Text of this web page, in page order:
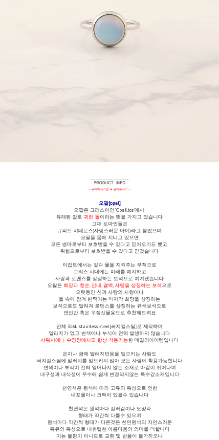
오팔[opal]
오팔은 그리스어인 ‘Opallios’에서
유래된 말로 귀한 돌이라는 뜻을 가지고 있습니다
고대 로마인들은
큐피드 비데로스(사랑스러운 아이)라고 불렀으며
오팔을 몸에 지니고 있으면
모든 병마로부터 보호받을 수 있다고 믿어오기도 했고,
위험으로부터 보호받을 수 있다고 믿었습니다
이집트에서는 빛과 물을 지켜주는 부적으로
그리스 시대에는 미래를 예지하고
사랑과 로맨스를 상징하는 보석으로 여겨졌습니다
오팔은 희망과 청순, 인내, 결백, 사랑을 상징하는 보석으로
오랫동안 신과 사람의 사랑이나
돌 속에 잠겨 반짝이는 마지막 희망을 상징하는
보석으로도 알려져 로맨스를 상징하는 유색보석으로
연인간 혹은 우정선물용으로 추천해드려요
전체 316L stainless steel[써지컬스틸]로 제작하여
알러지가 없고 변색이나 부식이 전혀 발생하지 않습니다
샤워시에나 수영장에서도 항상 착용가능한 데일리아이템입니다
은이나 금에 알러지반응을 일으키는 사람도
써지컬스틸에 알러지를 일으키지 않아 모든 사람이 착용가능합니다
변색이나 부식이 전혀 일어나지 않는 소재로 마감이 뛰어나며
내구성과 내식성이 우수해 쉽게 변경되지않는 특수강소재입니다
천연석은 원석에 따라 고유의 특성으로 인한
내포물이나 크랙이 있을수 있습니다
천연석은 원석마다 컬러감이나 모양과
형태가 약간씩 다를수 있으며
원석마다 약간씩 형태가 다른것은 천연원석의 자연스러운
특유의 특성으로 내츄럴한 아름다움의 의미를 더합니다
이는 불량이 아니므로 교환 및 반품이 불가하오니